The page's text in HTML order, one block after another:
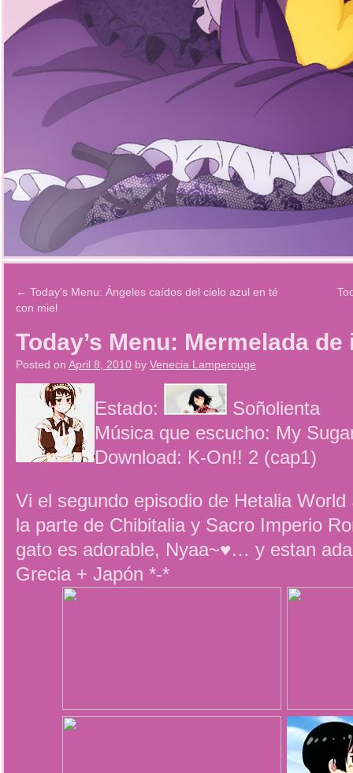
← Today’s Menu: Ángeles caídos del cielo azul en té
con miel
Today’s Menu: Mermelada
Posted on April 8, 2010 by Venecia Lamperouge
Estado:
Soñolienta
Música que escucho: My
Download: K-On!! 2 (cap1)
Vi el segundo episodio de Hetalia
la parte de Chibitalia y Sacro Imperio
gato es adorable, Nyaa~♥… y estan
Grecia + Japón *-*